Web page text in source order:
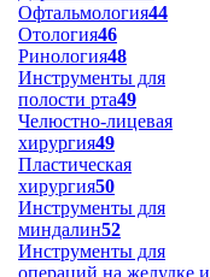
Офтальмология44
Отология46
Ринология48
Инструменты для
полости рта49
Челюстно-лицевая
хирургия49
Пластическая
хирургия50
Инструменты для
миндалин52
Инструменты для
операций на желудке и